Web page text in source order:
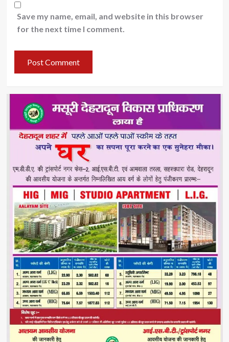
Save my name, email, and website in this browser
for the next time I comment.